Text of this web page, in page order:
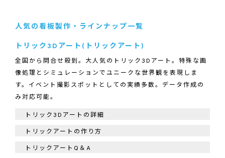
人気の看板製作・ラインナップ一覧
トリック3Dアート(トリックアート)
全国から問合せ殺到。大人気のトリック3Dアート。特殊な画
像処理とシミュレーションでユニークな世界観を表現しま
す。イベント撮影スポットとしての実績多数。データ作成の
み対応可能。
トリック3Dアートの詳細
トリックアートの作り方
トリックアートQ＆A